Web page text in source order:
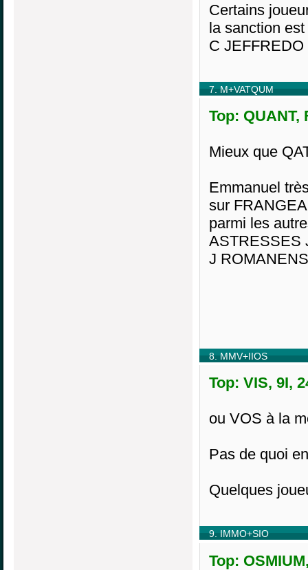
Certains
la sanction
C
7. M+VATQUM
Top: QUANT,
Mieux que
Emmanuel
sur
parmi les
ASTRESSES
J
8. MMV+IIOS
Top: VIS, 9I,
ou VOS à la
Pas de quoi
Quelques
9. IMMO+SIO
Top: